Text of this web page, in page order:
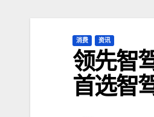
消费 资讯
领先智
首选智